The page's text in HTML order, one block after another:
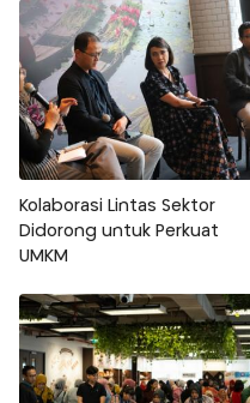
Kolaborasi Lintas Sektor
Didorong untuk Perkuat
UMKM